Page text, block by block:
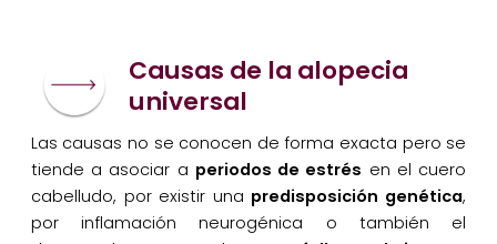
Causas de la alopecia
universal
Las causas no se conocen de forma exacta pero se
tiende a asociar a periodos de estrés en el cuero
cabelludo, por existir una predisposición genética,
por inflamación neurogénica o también el